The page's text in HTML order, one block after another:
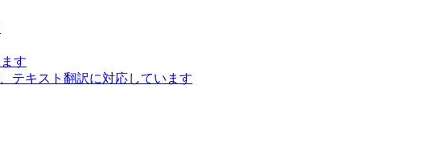
す
テキスト翻訳に対応しています